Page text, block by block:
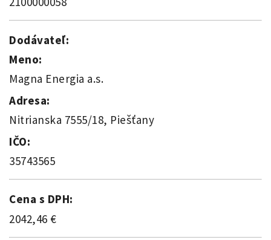
Dodávateľ:
Meno:
Magna Energia a.s.
Adresa:
Nitrianska 7555/18, Piešťany
IČO:
35743565
Cena s DPH:
2042,46 €